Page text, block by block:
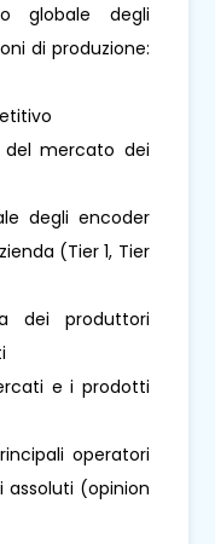
globale degli
di produzione:
del mercato dei
degli encoder
(Tier 1, Tier
dei produttori
e i prodotti
operatori
(opinion